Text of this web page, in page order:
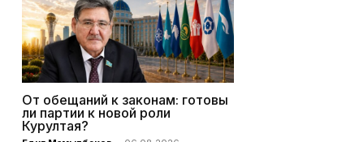
От обещаний к законам: готовы
ли партии к новой роли
Курултая?